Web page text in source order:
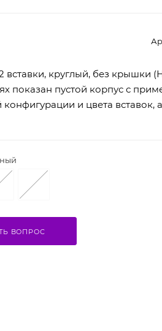
вставки, круглый, без крышки
показан пустой корпус с
и цвета вставок,
ВОПРОС